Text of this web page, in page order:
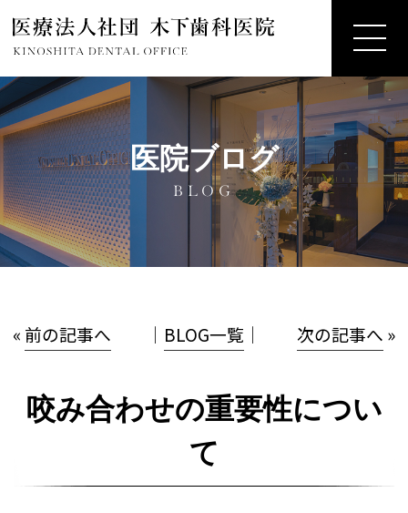
医院ブログ
BLOG
« 前の記事へ │ BLOG一覧 │ 次の記事へ »
咬み合わせの重要性につい
て